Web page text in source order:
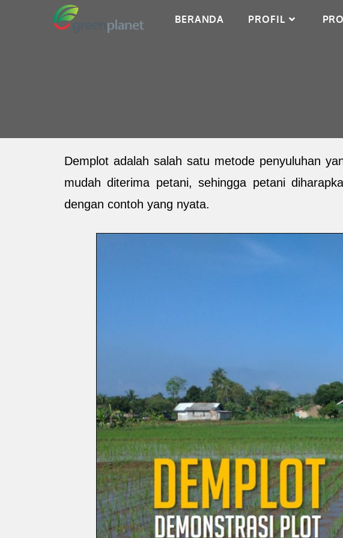
BERANDA PROFIL
Demplot adalah salah satu metode penyuluhan
mudah diterima petani, sehingga petani
dengan contoh yang nyata.